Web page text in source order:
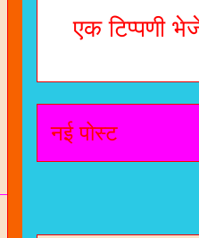
एक टिप्पणी
नई पोस्ट